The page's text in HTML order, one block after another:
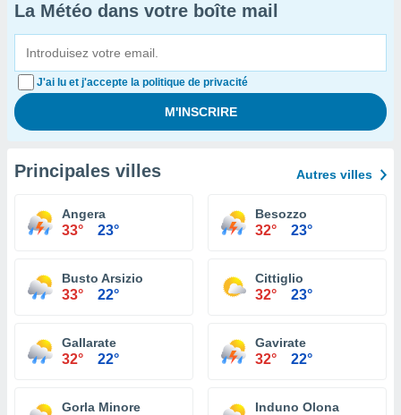
La Météo dans votre boîte mail
J'ai lu et j'accepte la politique de privacité
Principales villes Autres villes
Angera
33° 23°
Besozzo
32° 23°
Busto Arsizio
33° 22°
Cittiglio
32° 23°
Gallarate
32° 22°
Gavirate
32° 22°
Gorla Minore Induno Olona